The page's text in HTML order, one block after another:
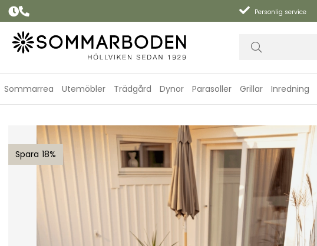
Personlig service
Sommarrea Utemöbler Trädgård Dynor Parasoller Grillar Inredning
18
Peace Wood / Lenora matgrupp - antracit/rustik/sand dyna